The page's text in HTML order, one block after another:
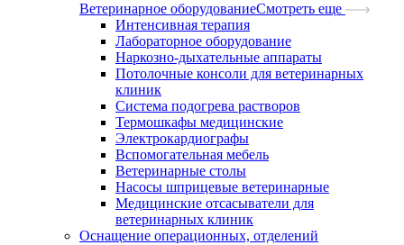
Ветеринарное оборудованиеСмотреть еще
Интенсивная терапия
Лабораторное оборудование
Наркозно-дыхательные аппараты
Потолочные консоли для ветеринарных
клиник
Система подогрева растворов
Термошкафы медицинские
Электрокардиографы
Вспомогательная мебель
Ветеринарные столы
Насосы шприцевые ветеринарные
Медицинские отсасыватели для
ветеринарных клиник
Оснащение операционных, отделений